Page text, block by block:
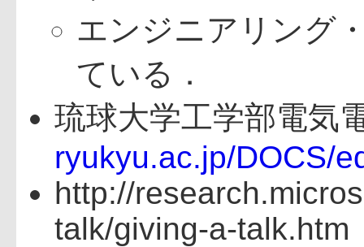
エンジニアリング
ている．
琉球大学工学部電気
ryukyu.ac.jp/DOCS/
http://
talk/giving-a-talk.htm